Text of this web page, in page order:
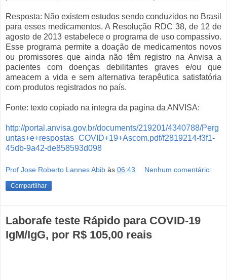
Resposta: Não existem estudos sendo conduzidos no Brasil
para esses medicamentos. A Resolução RDC 38, de 12 de
agosto de 2013 estabelece o programa de uso compassivo.
Esse programa permite a doação de medicamentos novos
ou promissores que ainda não têm registro na Anvisa a
pacientes com doenças debilitantes graves e/ou que
ameacem a vida e sem alternativa terapêutica satisfatória
com produtos registrados no país.
Fonte: texto copiado na integra da pagina da ANVISA:
http://portal.anvisa.gov.br/documents/219201/4340788/Perg
untas+e+respostas_COVID+19+Ascom.pdf/f2819214-f3f1-
45db-9a42-de858593d098
Prof Jose Roberto Lannes Abib às 06:43 Nenhum comentário:
Compartilhar
Laborafe teste Rápido para COVID-19
IgM/IgG, por R$ 105,00 reais